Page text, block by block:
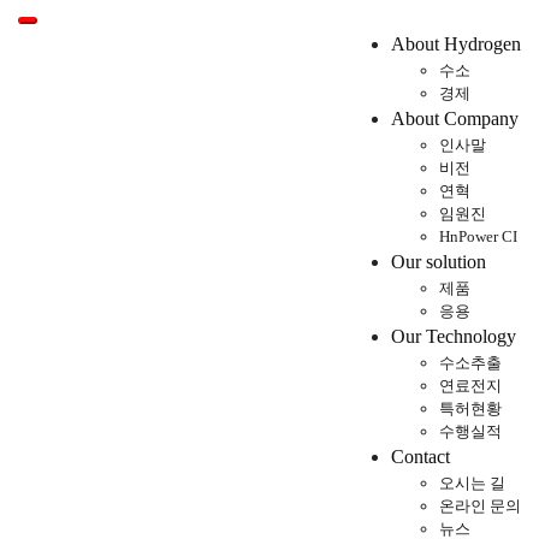
About Hydrogen
수소
경제
About Company
인사말
비전
연혁
임원진
HnPower CI
Our solution
제품
응용
Our Technology
수소추출
연료전지
특허현황
수행실적
Contact
오시는 길
온라인 문의
뉴스